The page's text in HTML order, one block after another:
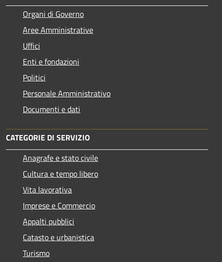
Organi di Governo
Aree Amministrative
Uffici
Enti e fondazioni
Politici
Personale Amministrativo
Documenti e dati
CATEGORIE DI SERVIZIO
Anagrafe e stato civile
Cultura e tempo libero
Vita lavorativa
Imprese e Commercio
Appalti pubblici
Catasto e urbanistica
Turismo